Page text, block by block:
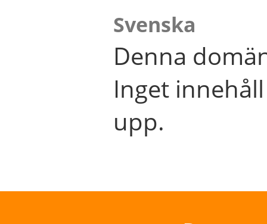
Svenska
Denna
Inget
upp.